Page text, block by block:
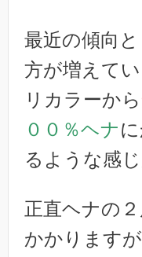
最近の傾向と
方が増えて
リカラーから
００％ヘナ
るような感
正直ヘナの
かかります